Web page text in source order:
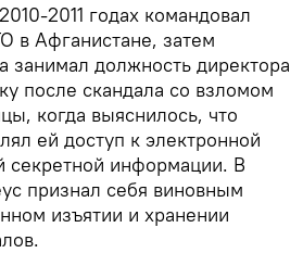
2011 годах командовал
Афганистане, затем
занимал должность директора
после скандала со взломом
когда выяснилось, что
ей доступ к электронной
секретной информации. В
признал себя виновным
изъятии и хранении